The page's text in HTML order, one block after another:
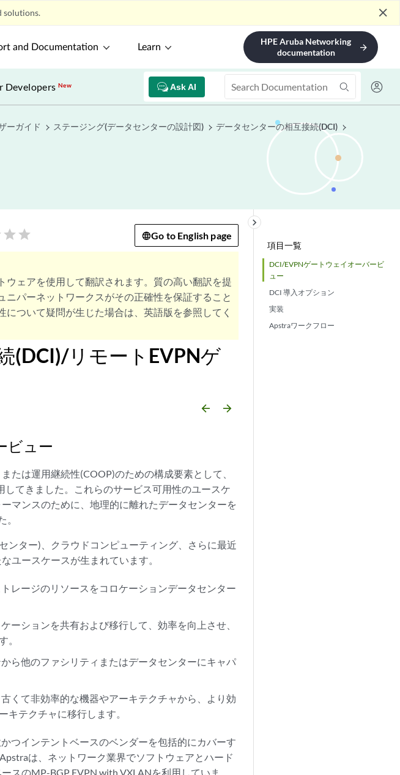
solutions. close
and Documentation Learn
HPE Aruba Networking
documentation
arrow_forward
Ask AI
DevelopersNew
ーガイド ステージング(データセンターの設計図) データセンターの相互接続(DCI)
項目一覧
DCI/EVPNゲートウェイオーバービ
ュー
DCI 導入オプション
実装
Apstraワークフロー
keyboard_arrow_right
star star Go to English page
ェアを使用して翻訳されます。質の高い翻訳を提
パーネットワークスがその正確性を保証すること
ついて疑問が生じた場合は、英語版を参照してく
(DCI)/リモートEVPNゲ
arrow_backward arrow_forward
ビュー
たは運用継続性(COOP)のための構成要素として、
てきました。これらのサービス可用性のユースケ
マンスのために、地理的に離れたデータセンターを
ンター)、クラウドコンピューティング、さらに最近
ユースケースが生まれています。
レージのリソースをコロケーションデータセンター
ーションを共有および移行して、効率を向上させ、
。
ら他のファシリティまたはデータセンターにキャパ
くて非効率的な機器やアーキテクチャから、より効
キテクチャに移行します。
つインテントベースのベンダーを包括的にカバーす
は、ネットワーク業界でソフトウェアとハード
スのMP-BGP EVPN with VXLANを利用していま